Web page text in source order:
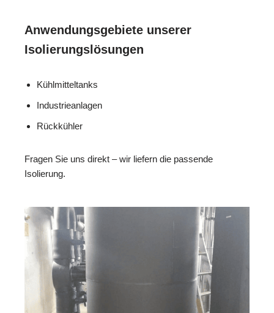
Anwendungsgebiete unserer
Isolierungslösungen
Kühlmitteltanks
Industrieanlagen
Rückkühler
Fragen Sie uns direkt – wir liefern die passende
Isolierung.